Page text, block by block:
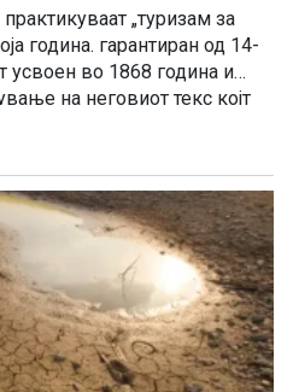
„туризам за
година. гарантиран од 14-
усвоен во 1868 година и
на неговиот текс којт
речиси секој роден во САД